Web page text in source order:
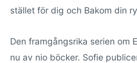
stället för dig och Bakom din
Den framgångsrika serien om
nu av nio böcker. Sofie